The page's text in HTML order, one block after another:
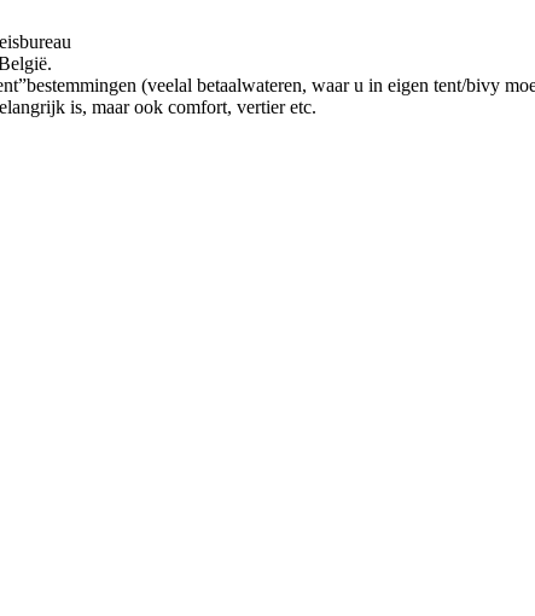
(veelal betaalwateren, waar u in eigen tent/bivy
is, maar ook comfort, vertier etc.